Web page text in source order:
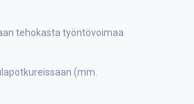
tehokasta työntövoimaa
(mm.